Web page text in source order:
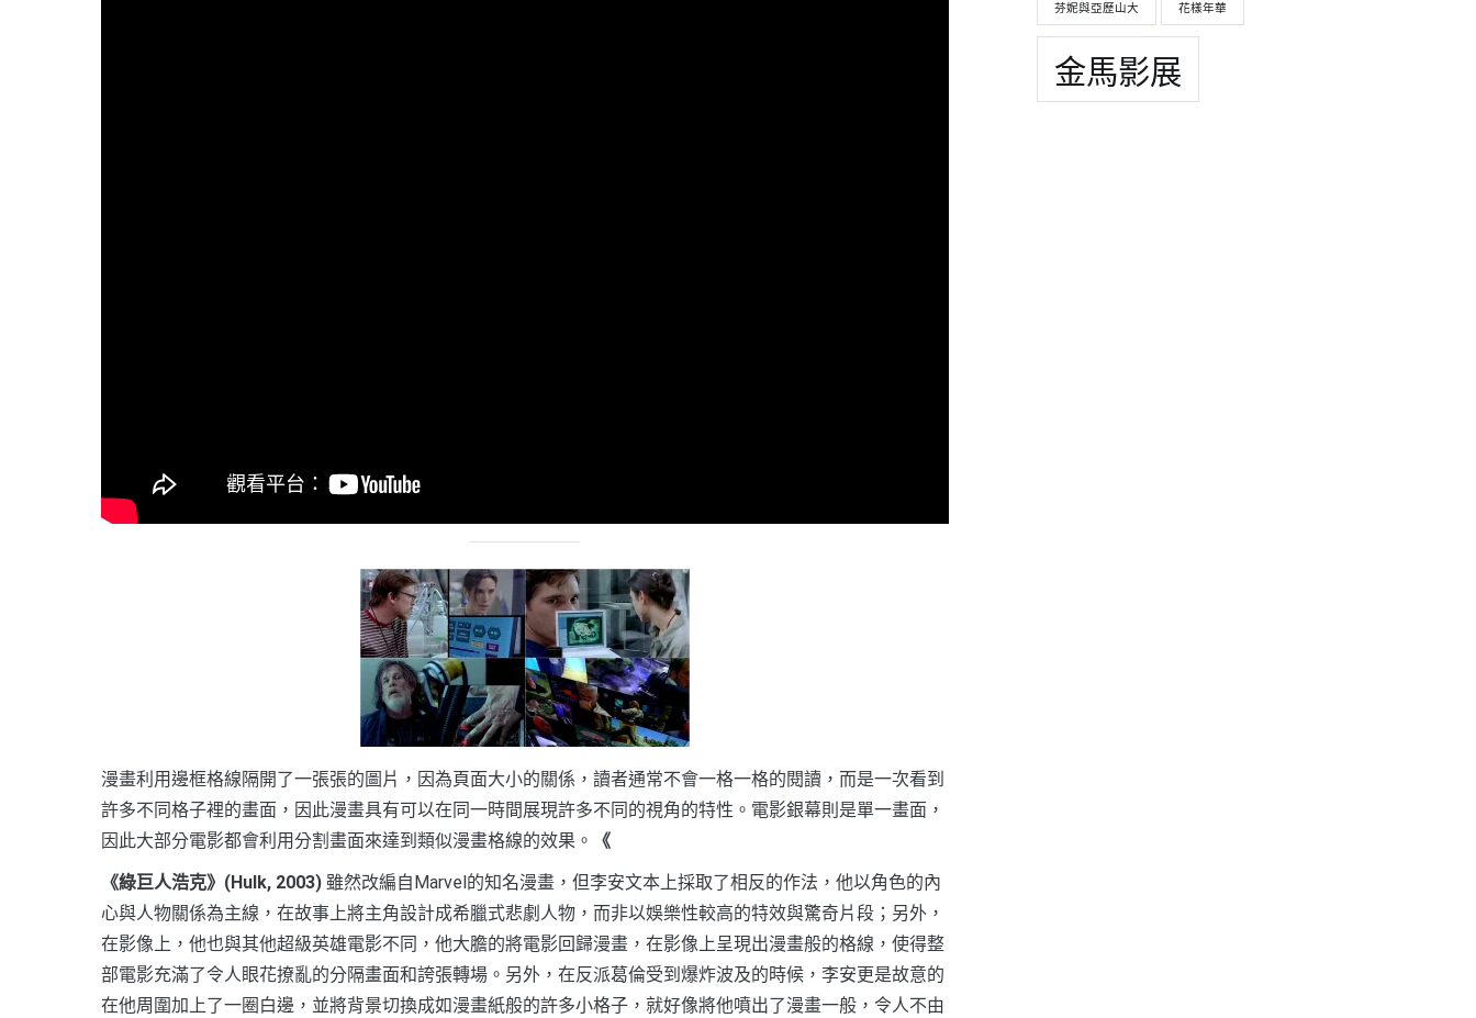
漫畫利用邊框格線隔開了一張張的圖片，因為頁面大小的關係，讀者通常不會一格一格的閱讀，而是一次看到
許多不同格子裡的畫面，因此漫畫具有可以在同一時間展現許多不同的視角的特性。電影銀幕則是單一畫面，
因此大部分電影都會利用分割畫面來達到類似漫畫格線的效果。
《
《綠巨人浩克》(Hulk, 2003) 雖然改編自Marvel的知名漫畫，但李安文本上採取了相反的作法，他以角色的內
心與人物關係為主線，在故事上將主角設計成希臘式悲劇人物，而非以娛樂性較高的特效與驚奇片段；另外，
在影像上，他也與其他超級英雄電影不同，他大膽的將電影回歸漫畫，在影像上呈現出漫畫般的格線，使得整
部電影充滿了令人眼花撩亂的分隔畫面和誇張轉場。另外，在反派葛倫受到爆炸波及的時候，李安更是故意的
在他周圍加上了一圈白邊，並將背景切換成如漫畫紙般的許多小格子，就好像將他噴出了漫畫一般，令人不由
芬妮與亞歷山大 花樣年華
金馬影展